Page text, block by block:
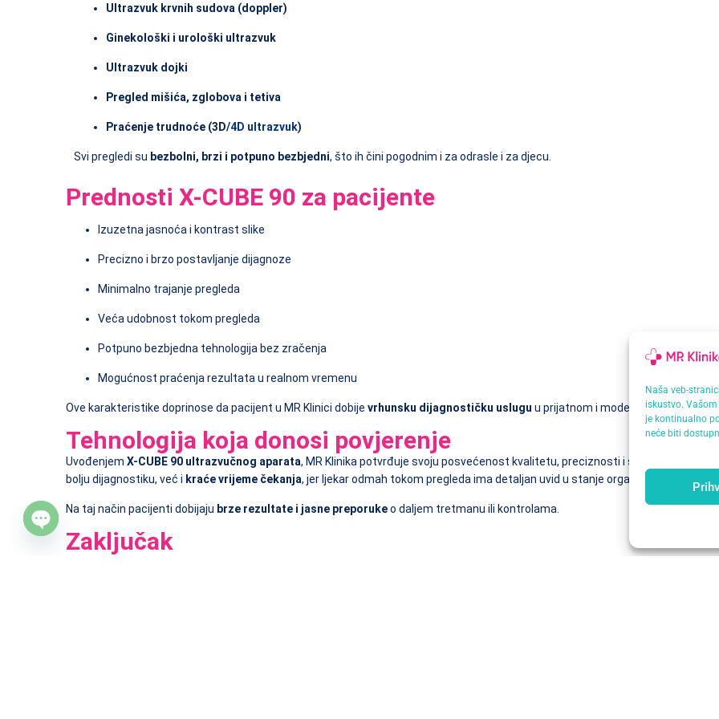
Naša veb-
iskustvo.
je kontinualno
neće biti
Ultrazvuk krvnih sudova (doppler)
Ginekološki i urološki ultrazvuk
Ultrazvuk dojki
Pregled mišića, zglobova i tetiva
Praćenje trudnoće (3D/4D ultrazvuk)
Svi pregledi su bezbolni, brzi i potpuno bezbjedni, što ih čini pogodnim i za odrasle i za djecu.
Prednosti X-CUBE 90 za pacijente
Izuzetna jasnoća i kontrast slike
Precizno i brzo postavljanje dijagnoze
Minimalno trajanje pregleda
Veća udobnost tokom pregleda
Potpuno bezbjedna tehnologija bez zračenja
Mogućnost praćenja rezultata u realnom vremenu
Ove karakteristike doprinose da pacijent u MR Klinici dobije vrhunsku dijagnostičku uslugu u prijatnom i modernom okruženju.
Tehnologija koja donosi povjerenje
Uvođenjem X-CUBE 90 ultrazvučnog aparata, MR Klinika potvrđuje svoju posvećenost kvalitetu, preciznosti i sigurnosti
bolju dijagnostiku, već i kraće vrijeme čekanja, jer ljekar odmah tokom pregleda ima detaljan uvid u stanje organa.
Na taj način pacijenti dobijaju brze rezultate i jasne preporukeo daljem tretmanu ili kontrolama.
Zaključak